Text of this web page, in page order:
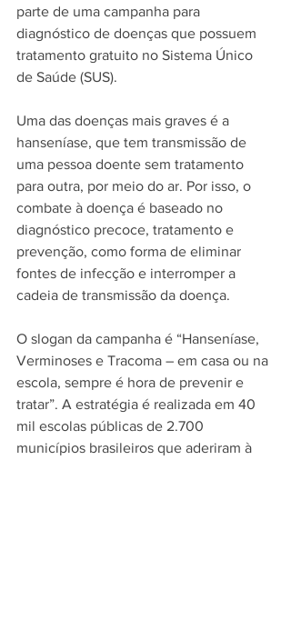
parte de uma campanha para
diagnóstico de doenças que possuem
tratamento gratuito no Sistema Único
de Saúde (SUS).
Uma das doenças mais graves é a
hanseníase, que tem transmissão de
uma pessoa doente sem tratamento
para outra, por meio do ar. Por isso, o
combate à doença é baseado no
diagnóstico precoce, tratamento e
prevenção, como forma de eliminar
fontes de infecção e interromper a
cadeia de transmissão da doença.
O slogan da campanha é “Hanseníase,
Verminoses e Tracoma – em casa ou na
escola, sempre é hora de prevenir e
tratar”. A estratégia é realizada em 40
mil escolas públicas de 2.700
municípios brasileiros que aderiram à